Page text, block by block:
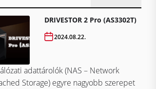
DRIVESTOR 2 Pro (AS3302T)
2024.08.22.
adattárolók (NAS – Network
Storage) egyre nagyobb szerepet